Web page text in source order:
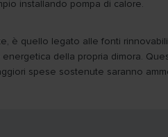
installando pompa di calore.
è quello legato alle fonti
della propria dimora.
spese sostenute saranno